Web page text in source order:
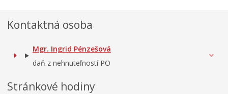
Kontaktná osoba
Mgr. Ingrid Pénzešová
daň z nehnuteľností PO
Stránkové hodiny